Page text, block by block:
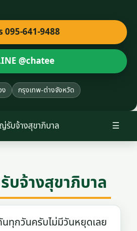
095-641-9488
@chatee
กรุงเทพ-ต่างจังหวัด
☰
รับจ้างสุขาภิบาล
บจ้างสุขาภิบาล
ทุกวันครับไม่มีวันหยุดเลย